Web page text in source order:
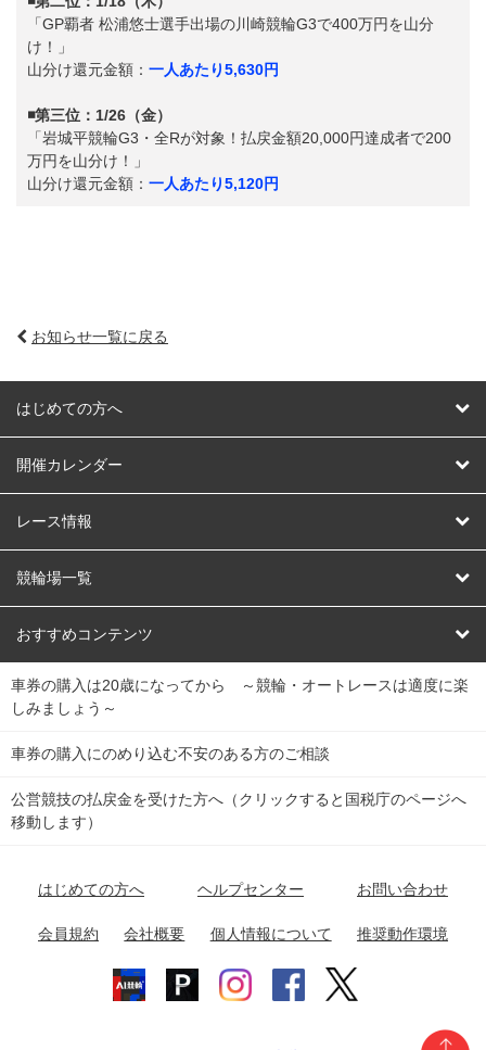
「GP覇者 松浦悠士選手出場の川崎競輪G3で400万円を山分
け！」
山分け還元金額： 一人あたり5,630円
◾️第三位：1/26（金）
「岩城平競輪G3・全Rが対象！払戻金額20,000円達成者で200
万円を山分け！」
山分け還元金額： 一人あたり5,120円
お知らせ一覧に戻る
はじめての方へ
はじめての方へ
開催カレンダー
競輪
オートレース
競輪くじ
Dokanto!
チャリロトプラザ
レース情報
レース予想
レース結果
キャリーオーバー一覧
競輪場一覧
北日本 函館競輪場
関
東
弥彦競輪場 前橋競輪場 取手競輪場 宇都宮競輪場
関
東
小田原競輪場
名古屋競輪場 岐阜競輪場 大垣競輪場 豊橋競輪場
富山競輪場 松阪競輪場 四日市競輪場
福井競輪場 奈良競輪場 向日町競輪場
おすすめコンテンツ
競輪選手情報
Perfecta Navi
netkeirin
車券の購入は20歳になってから ～競輪・オートレースは適度に楽
しみましょう～
車券の購入にのめり込む不安のある方のご相談
公営競技の払戻金を受けた方へ（クリックすると国税庁のページへ
移動します）
はじめての方へ ヘルプセンター お問い合わせ
会員規約 会社概要 個人情報について 推奨動作環境